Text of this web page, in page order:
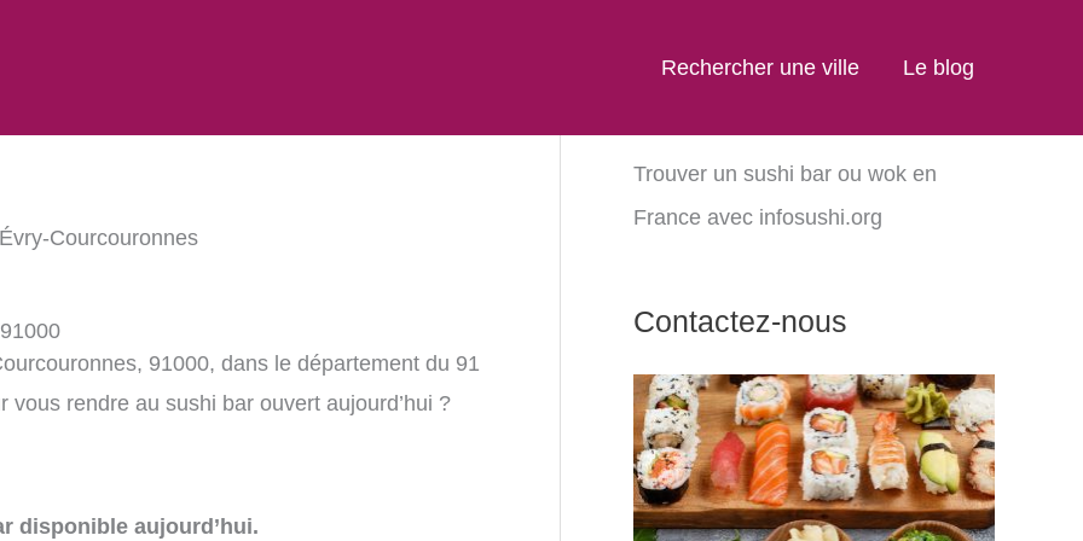
Rechercher une ville Le blog
Courcouronnes
91000, dans le département du 91
rendre au sushi bar ouvert aujourd’hui ?
disponible aujourd’hui.
Trouver un sushi bar ou wok en
France avec infosushi.org
Contactez-nous